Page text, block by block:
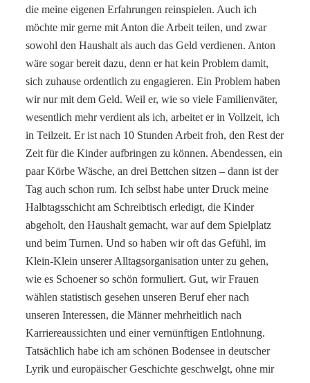
die meine eigenen Erfahrungen reinspielen. Auch ich
möchte mir gerne mit Anton die Arbeit teilen, und zwar
sowohl den Haushalt als auch das Geld verdienen. Anton
wäre sogar bereit dazu, denn er hat kein Problem damit,
sich zuhause ordentlich zu engagieren. Ein Problem haben
wir nur mit dem Geld. Weil er, wie so viele Familienväter,
wesentlich mehr verdient als ich, arbeitet er in Vollzeit, ich
in Teilzeit. Er ist nach 10 Stunden Arbeit froh, den Rest der
Zeit für die Kinder aufbringen zu können. Abendessen, ein
paar Körbe Wäsche, an drei Bettchen sitzen – dann ist der
Tag auch schon rum. Ich selbst habe unter Druck meine
Halbtagsschicht am Schreibtisch erledigt, die Kinder
abgeholt, den Haushalt gemacht, war auf dem Spielplatz
und beim Turnen. Und so haben wir oft das Gefühl, im
Klein-Klein unserer Alltagsorganisation unter zu gehen,
wie es Schoener so schön formuliert. Gut, wir Frauen
wählen statistisch gesehen unseren Beruf eher nach
unseren Interessen, die Männer mehrheitlich nach
Karriereaussichten und einer vernünftigen Entlohnung.
Tatsächlich habe ich am schönen Bodensee in deutscher
Lyrik und europäischer Geschichte geschwelgt, ohne mir